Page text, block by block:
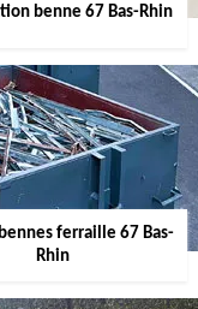
benne 67 Bas-Rhin
ferraille 67 Bas-
Rhin